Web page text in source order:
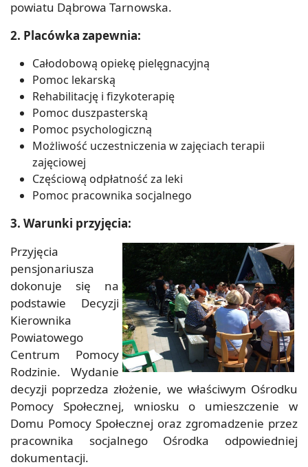
powiatu Dąbrowa Tarnowska.
2. Placówka zapewnia:
Całodobową opiekę pielęgnacyjną
Pomoc lekarską
Rehabilitację i fizykoterapię
Pomoc duszpasterską
Pomoc psychologiczną
Możliwość uczestniczenia w zajęciach terapii
zajęciowej
Częściową odpłatność za leki
Pomoc pracownika socjalnego
3. Warunki przyjęcia:
Przyjęcia
pensjonariusza
dokonuje się na
podstawie Decyzji
Kierownika
Powiatowego
Centrum Pomocy
Rodzinie. Wydanie
decyzji poprzedza złożenie, we właściwym Ośrodku
Pomocy Społecznej, wniosku o umieszczenie w
Domu Pomocy Społecznej oraz zgromadzenie przez
pracownika socjalnego Ośrodka odpowiedniej
dokumentacji.